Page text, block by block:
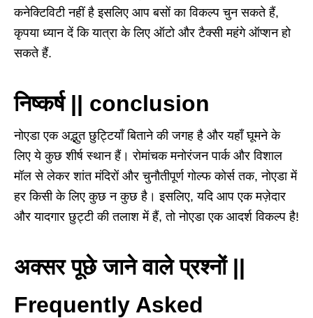
कनेक्टिविटी नहीं है इसलिए आप बसों का विकल्प चुन सकते हैं,
कृपया ध्यान दें कि यात्रा के लिए ऑटो और टैक्सी महंगे ऑप्शन हो
सकते हैं.
निष्कर्ष || conclusion
नोएडा एक अद्भुत छुट्टियाँ बिताने की जगह है और यहाँ घूमने के
लिए ये कुछ शीर्ष स्थान हैं। रोमांचक मनोरंजन पार्क और विशाल
मॉल से लेकर शांत मंदिरों और चुनौतीपूर्ण गोल्फ कोर्स तक, नोएडा में
हर किसी के लिए कुछ न कुछ है। इसलिए, यदि आप एक मज़ेदार
और यादगार छुट्टी की तलाश में हैं, तो नोएडा एक आदर्श विकल्प है!
अक्सर पूछे जाने वाले प्रश्नों ||
Frequently Asked